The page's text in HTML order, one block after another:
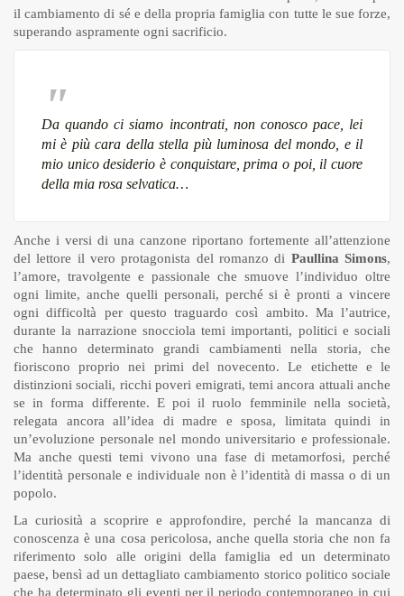
il cambiamento di sé e della propria famiglia con tutte le sue forze,
superando aspramente ogni sacrificio.
Da quando ci siamo incontrati, non conosco pace, lei
mi è più cara della stella più luminosa del mondo, e il
mio unico desiderio è conquistare, prima o poi, il cuore
della mia rosa selvatica…
Anche i versi di una canzone riportano fortemente all’attenzione
del lettore il vero protagonista del romanzo di Paullina Simons,
l’amore, travolgente e passionale che smuove l’individuo oltre
ogni limite, anche quelli personali, perché si è pronti a vincere
ogni difficoltà per questo traguardo così ambito. Ma l’autrice,
durante la narrazione snocciola temi importanti, politici e sociali
che hanno determinato grandi cambiamenti nella storia, che
fioriscono proprio nei primi del novecento. Le etichette e le
distinzioni sociali, ricchi poveri emigrati, temi ancora attuali anche
se in forma differente. E poi il ruolo femminile nella società,
relegata ancora all’idea di madre e sposa, limitata quindi in
un’evoluzione personale nel mondo universitario e professionale.
Ma anche questi temi vivono una fase di metamorfosi, perché
l’identità personale e individuale non è l’identità di massa o di un
popolo.
La curiosità a scoprire e approfondire, perché la mancanza di
conoscenza è una cosa pericolosa, anche quella storia che non fa
riferimento solo alle origini della famiglia ed un determinato
paese, bensì ad un dettagliato cambiamento storico politico sociale
che ha determinato gli eventi per il periodo contemporaneo in cui